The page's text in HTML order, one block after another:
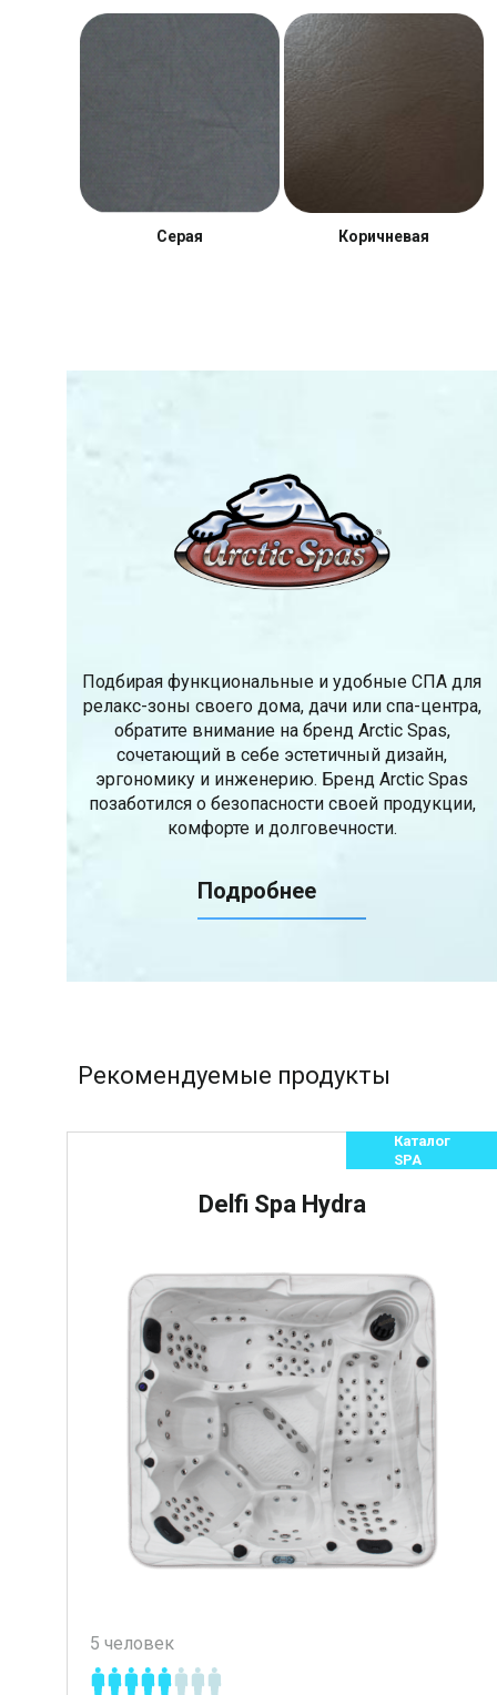
Серая Коричневая
Подбирая функциональные и удобные СПА для
релакс-зоны своего дома, дачи или спа-центра,
обратите внимание на бренд Arctic Spas,
сочетающий в себе эстетичный дизайн,
эргономику и инженерию. Бренд Arctic Spas
позаботился о безопасности своей продукции,
комфорте и долговечности.
Подробнее
Рекомендуемые продукты
Delfi Spa Hydra
5 человек
Каталог
SPA